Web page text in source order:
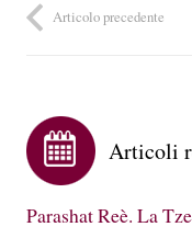
Articolo precedente
Articoli
Parashat Reè. La